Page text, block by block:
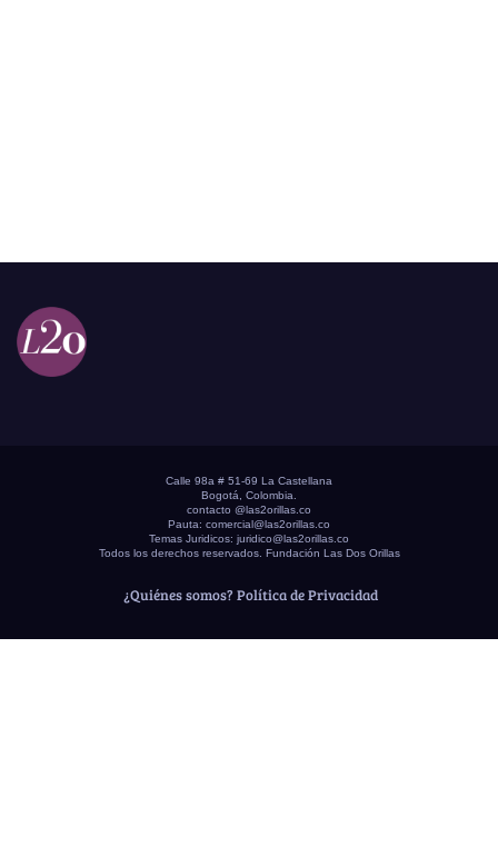
Calle 98a # 51-69 La Castellana
Bogotá, Colombia.
contacto @las2orillas.co
Pauta: comercial@las2orillas.co
Temas Juridicos: juridico@las2orillas.co
Todos los derechos reservados. Fundación Las Dos Orillas
¿Quiénes somos? Política de Privacidad